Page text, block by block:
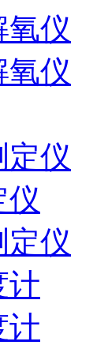
氧仪
氧仪
定仪
仪
定仪
计
计